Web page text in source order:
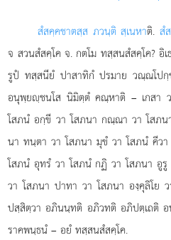
สํสคฺคชาตสฺส ภวนฺติ สฺเนหาติ.สํ
จ สวนสํสคฺโค จ. กตโม ทสฺสนสํสคฺโค? อิ
รูปํ ทสฺสนียํ ปาสาทิกํ ปรมาย วณฺณโป
อนุพฺยฺชนโส นิมิตฺตํ คณฺหาติ – เกสา
โสภนํ อกฺขี วา โสภนา กณฺณา วา โสภน
นา ทนฺตา วา โสภนา มุขํ วา โสภนํ คีว
โสภนํ อุทรํ วา โสภนํ กฏิ วา โสภนา อู
วา โสภนา ปาทา วา โสภนา องฺคุลิโย
ปสฺสิตฺวา อภินนฺทติ อภิวทติ อภิปตฺเถติ อ
ราคพนฺธนํ – อยํ ทสฺสนสํสคฺโค.